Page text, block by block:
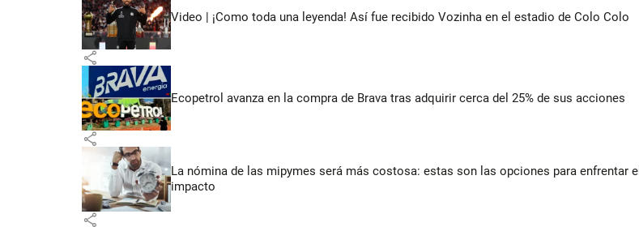
Video | ¡Como toda una leyenda! Así fue recibido Vozinha en el estadio de Colo Colo
share
Ecopetrol avanza en la compra de Brava tras adquirir cerca del 25% de sus acciones
share
La nómina de las mipymes será más costosa: estas son las opciones para enfrentar el
impacto
share